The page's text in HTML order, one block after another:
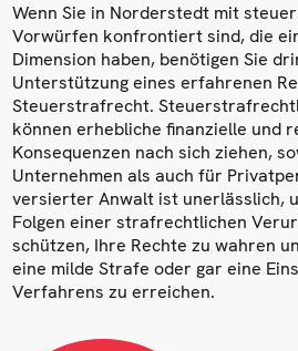
Wenn Sie in Norderstedt mit
Vorwürfen konfrontiert sind, die
Dimension haben, benötigen Sie
Unterstützung eines erfahrenen
Steuerstrafrecht.
können erhebliche finanzielle und
Konsequenzen nach sich ziehen,
Unternehmen als auch für
versierter Anwalt ist unerlässlich,
Folgen einer strafrechtlichen
schützen, Ihre Rechte zu wahren
eine milde Strafe oder gar eine
Verfahrens zu erreichen.